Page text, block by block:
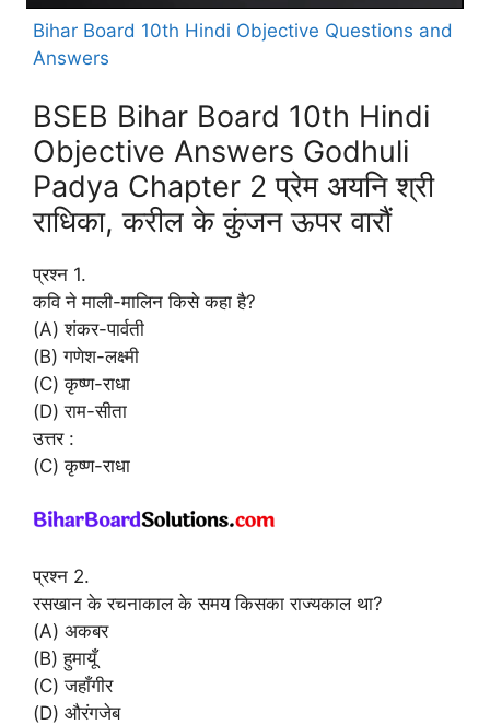
Bihar Board 10th Hindi Objective Questions and
Answers
BSEB Bihar Board 10th Hindi
Objective Answers Godhuli
Padya Chapter 2 प्रेम अयनि श्री
राधिका, करील के कुंजन ऊपर वारौं
प्रश्न 1.
कवि ने माली-मालिन किसे कहा है?
(A) शंकर-पार्वती
(B) गणेश-लक्ष्मी
(C) कृष्ण-राधा
(D) राम-सीता
उत्तर :
(C) कृष्ण-राधा
प्रश्न 2.
रसखान के रचनाकाल के समय किसका राज्यकाल था?
(A) अकबर
(B) हुमायूँ
(C) जहाँगीर
(D) औरंगजेब